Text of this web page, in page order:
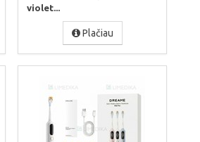
violet...
Plačiau